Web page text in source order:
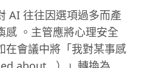
AI 往往因選項過多而產
感 。主管應將心理安全
在會議中將「我對某事感